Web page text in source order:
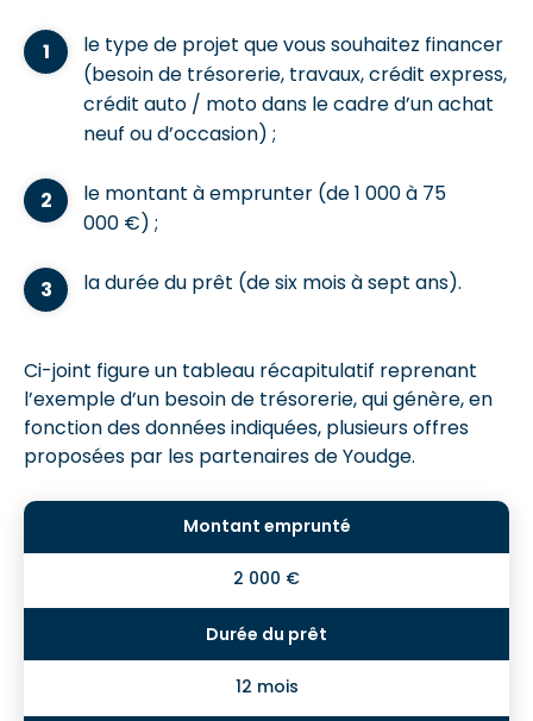
le type de projet que vous souhaitez financer
(besoin de trésorerie, travaux, crédit express,
crédit auto / moto dans le cadre d’un achat
neuf ou d’occasion) ;
le montant à emprunter (de 1 000 à 75
000 €) ;
la durée du prêt (de six mois à sept ans).
Ci-joint figure un tableau récapitulatif reprenant
l’exemple d’un besoin de trésorerie, qui génère, en
fonction des données indiquées, plusieurs offres
proposées par les partenaires de Youdge.
2 000 €
12 mois